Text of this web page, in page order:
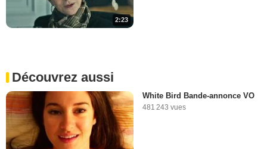
2:23
Découvrez aussi
White Bird Bande-annonce VO
481 243 vues